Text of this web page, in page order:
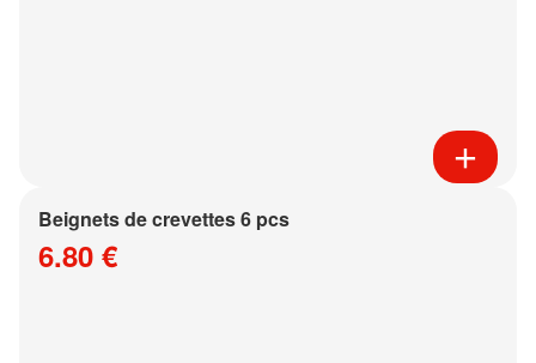
Beignets de crevettes 6 pcs
6.80 €